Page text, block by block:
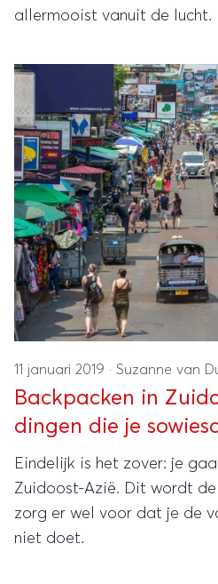
allermooist vanuit de lucht.
11 januari 2019 · Suzanne van
Backpacken in
dingen die je
Eindelijk is het zover: je
Zuidoost-Azië. Dit wordt
zorg er wel voor dat je de
niet doet.